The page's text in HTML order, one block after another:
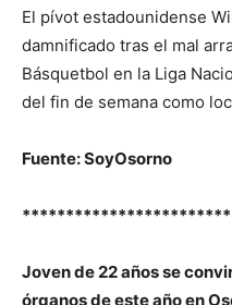
El pívot estadounidense
damnificado tras el mal
Básquetbol en la Liga
del fin de semana como
Fuente: SoyOsorno
Joven de 22 años se
órganos de este año en